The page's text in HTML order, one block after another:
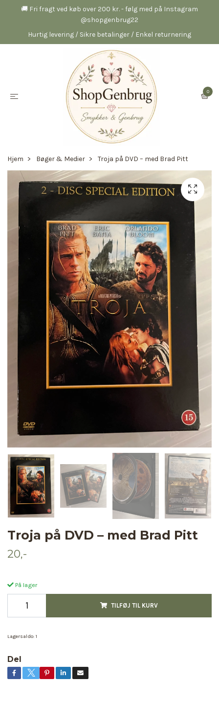
🚚 Fri fragt ved køb over 200 kr. - følg med på Instagram
@shopgenbrug22
Hurtig levering / Sikre betalinger / Enkel returnering
0
Hjem Bøger & Medier Troja på DVD – med Brad Pitt
Troja på DVD – med Brad Pitt
20,-
På lager
TILFØJ TIL KURV
Lagersaldo: 1
Del